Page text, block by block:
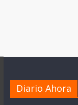
Diario Ahora